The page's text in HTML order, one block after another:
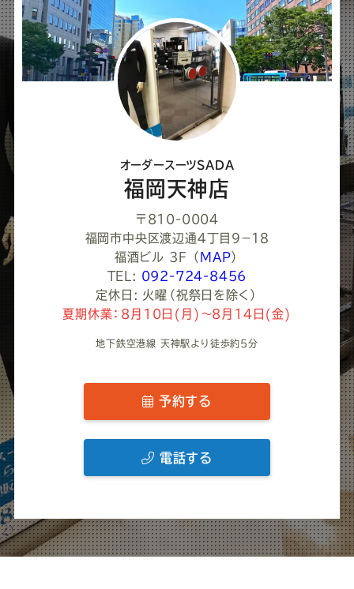
し
て
く
だ
い
オーダースーツSADA
福岡天神店
〒810-0004
福岡市中央区渡辺通４丁目９−１８
福酒ビル 3F
（ MAP）
TEL: 092-724-8456
定休日: 火曜（祝祭日を除く）
夏期休業：8月10日(月)～8月14日(金)
地下鉄空港線 天神駅より徒歩約5分
予約する
電話する